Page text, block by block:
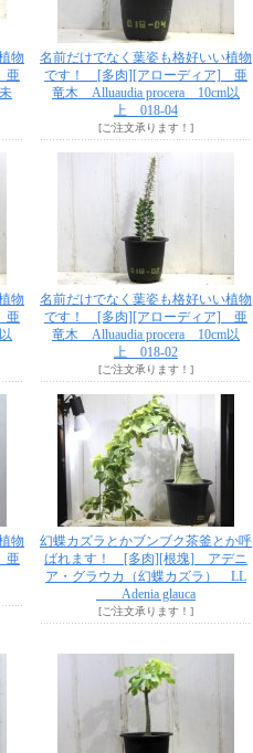
物
亜
名前だけでなく葉姿も格好いい植物
です！ [多肉][アローディア] 亜
竜木 Alluaudia procera 10cm以
上 018-04
[ご注文承ります！]
物
亜
名前だけでなく葉姿も格好いい植物
です！ [多肉][アローディア] 亜
竜木 Alluaudia procera 10cm以
上 018-02
[ご注文承ります！]
物
亜
幻蝶カズラとかブンブク茶釜とか呼
ばれます！ [多肉][根塊] アデニ
ア・グラウカ（幻蝶カズラ） LL
Adenia glauca
[ご注文承ります！]